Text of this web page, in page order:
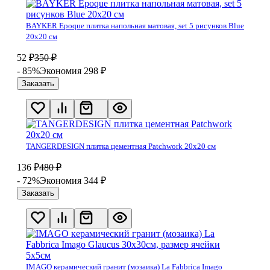
BAYKER Epoque плитка напольная матовая, set 5 рисунков Blue
20х20 см
52 ₽350 ₽
- 85%Экономия 298 ₽
Заказать
TANGERDESIGN плитка цементная Patchwork 20х20 см
136 ₽480 ₽
- 72%Экономия 344 ₽
Заказать
IMAGO керамический гранит (мозаика) La Fabbrica Imago